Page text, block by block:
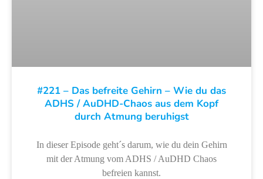
#221 – Das befreite Gehirn – Wie du das
ADHS / AuDHD-Chaos aus dem Kopf
durch Atmung beruhigst
In dieser Episode geht´s darum, wie du dein Gehirn
mit der Atmung vom ADHS / AuDHD Chaos
befreien kannst.